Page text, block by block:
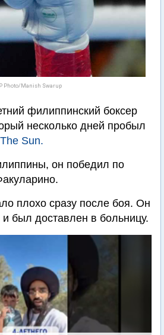
Photo/Manish Swarup
филиппинский боксер
несколько дней пробыл
The Sun.
он победил по
плохо сразу после боя. Он
и был доставлен в больницу.